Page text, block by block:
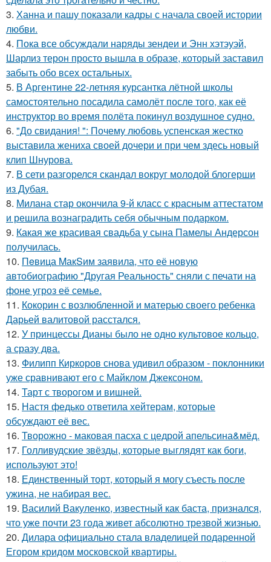
3. Ханна и пашу показали кадры с начала своей истории
любви.
4. Пока все обсуждали наряды зендеи и Энн хэтэуэй,
Шарлиз терон просто вышла в образе, который заставил
забыть обо всех остальных.
5. В Аргентине 22-летняя курсантка лётной школы
самостоятельно посадила самолёт после того, как её
инструктор во время полёта покинул воздушное судно.
6. "До свидания! ": Почему любовь успенская жестко
выставила жениха своей дочери и при чем здесь новый
клип Шнурова.
7. В сети разгорелся скандал вокруг молодой блогерши
из Дубая.
8. Милана стар окончила 9-й класс с красным аттестатом
и решила вознаградить себя обычным подарком.
9. Какая же красивая свадьба у сына Памелы Андерсон
получилась.
10. Пeвица MакSим заявила, что её новую
автобиографию "Другая Реальность" сняли с печати на
фоне угроз её семье.
11. Кокорин с возлюбленной и матерью своего ребенка
Дарьей валитовой расстался.
12. У принцессы Дианы было не одно культовое кольцо,
а сразу два.
13. Филипп Киркоров снова удивил образом - поклонники
уже сравнивают его с Майклом Джексоном.
14. Тарт с творогом и вишней.
15. Настя федько ответила хейтерам, которые
обсуждают её вес.
16. Творожно - маковая пасха с цедрой апельсина&мёд.
17. Голливудские звёзды, которые выглядят как боги,
используют это!
18. Единственный торт, который я могу съесть после
ужина, не набирая вес.
19. Василий Вакуленко, известный как баста, признался,
что уже почти 23 года живет абсолютно трезвой жизнью.
20. Дилара официально стала владелицей подаренной
Егором кридом московской квартиры.